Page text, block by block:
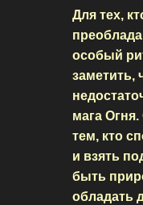
Для тех,
особый
заметить,
мага
тем, кто
и взять
быть
обладать